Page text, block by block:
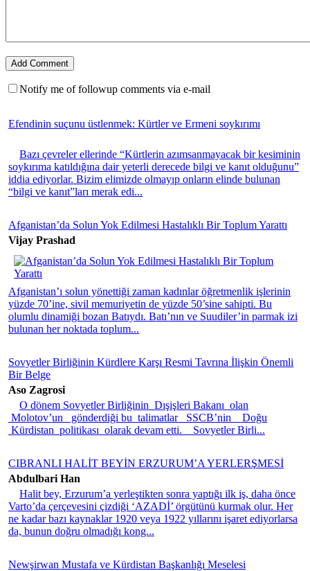
Notify me of followup comments via e-mail
Efendinin suçunu üstlenmek: Kürtler ve Ermeni soykırımı
Bazı çevreler ellerinde “Kürtlerin azımsanmayacak bir kesiminin
soykırıma katıldığına dair yeterli derecede bilgi ve kanıt olduğunu”
iddia ediyorlar. Bizim elimizde olmayıp onların elinde bulunan
“bilgi ve kanıt”ları merak edi...
Afganistan’da Solun Yok Edilmesi Hastalıklı Bir Toplum Yarattı
Vijay Prashad
Afganistan’ı solun yönettiği zaman kadınlar öğretmenlik işlerinin
yüzde 70’ine, sivil memuriyetin de yüzde 50’sine sahipti. Bu
olumlu dinamiği bozan Batıydı. Batı’nın ve Suudiler’in parmak izi
bulunan her noktada toplum...
Sovyetler Birliğinin Kürdlere Karşı Resmi Tavrına İlişkin Önemli
Bir Belge
Aso Zagrosi
O dönem Sovyetler Birliğinin Dışişleri Bakanı olan
Molotov’un gönderdiği bu talimatlar SSCB’nin Doğu
Kürdistan politikası olarak devam etti. Sovyetler Birli...
CIBRANLI HALİT BEYİN ERZURUM’A YERLERŞMESİ
Abdulbari Han
Halit bey, Erzurum’a yerleştikten sonra yaptığı ilk iş, daha önce
Varto’da çerçevesini çizdiği ‘AZADİ’ örgütünü kurmak olur. Her
ne kadar bazı kaynaklar 1920 veya 1922 yıllarını işaret ediyorlarsa
da, bunun doğru olmadığı kong...
Newşirwan Mustafa ve Kürdistan Başkanlığı Meselesi